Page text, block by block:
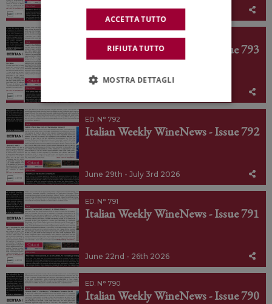
July 13th - 17th 2026
ED. N° 793
Italian Weekly WineNews - Issue 793
ED. N° 792
Italian Weekly WineNews - Issue 792
June 29th - July 3rd 2026
ED. N° 791
Italian Weekly WineNews - Issue 791
June 22nd - 26th 2026
ED. N° 790
Italian Weekly WineNews - Issue 790
ACCETTA TUTTO
RIFIUTA TUTTO
MOSTRA DETTAGLI